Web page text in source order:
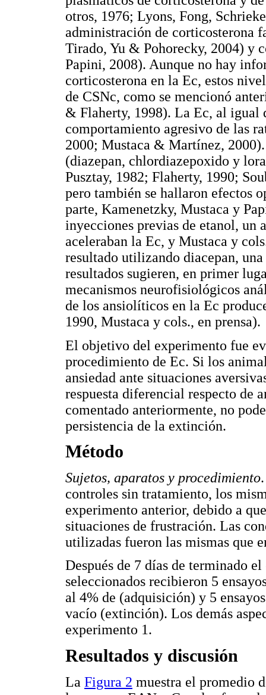
otros, 1976; Lyons, Fong,
administración de corticosterona
Tirado, Yu & Pohorecky, 2004) y
Papini, 2008). Aunque no hay
corticosterona en la Ec, estos
de CSNc, como se mencionó
& Flaherty, 1998). La Ec, al igual
comportamiento agresivo de las
2000; Mustaca & Martínez,
(diazepan, chlordiazepoxido y
Pusztay, 1982; Flaherty, 1990;
pero también se hallaron efectos
parte, Kamenetzky, Mustaca y
inyecciones previas de etanol, un
aceleraban la Ec, y Mustaca y
resultado utilizando diacepan,
resultados sugieren, en primer
mecanismos neurofisiológicos
de los ansiolíticos en la Ec
1990, Mustaca y cols., en prensa).
El objetivo del experimento fue
procedimiento de Ec. Si los
ansiedad ante situaciones
respuesta diferencial respecto de
comentado anteriormente, no
persistencia de la extinción.
Método
Sujetos, aparatos y procedimiento
controles sin tratamiento, los
experimento anterior, debido a
situaciones de frustración. Las
utilizadas fueron las mismas que
Después de 7 días de terminado
seleccionados recibieron 5
al 4% de (adquisición) y 5
vacío (extinción). Los demás
experimento 1.
Resultados y discusión
La Figura 2 muestra el promedio